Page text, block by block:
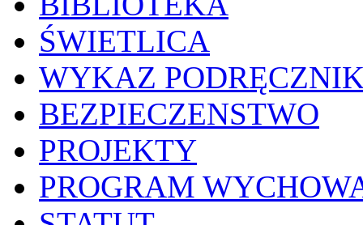
ŚWIETLICA
WYKAZ
BEZPIECZENSTWO
PROJEKTY
PROGRAM